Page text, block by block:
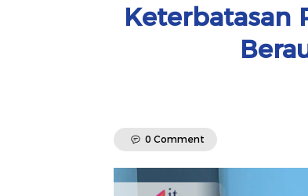
Keterbatasan
0 Comment